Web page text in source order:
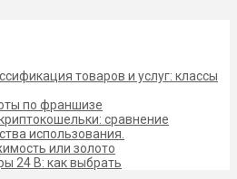
товаров и услуг: классы
по франшизе
сравнение
использования.
или золото
24 В: как выбрать